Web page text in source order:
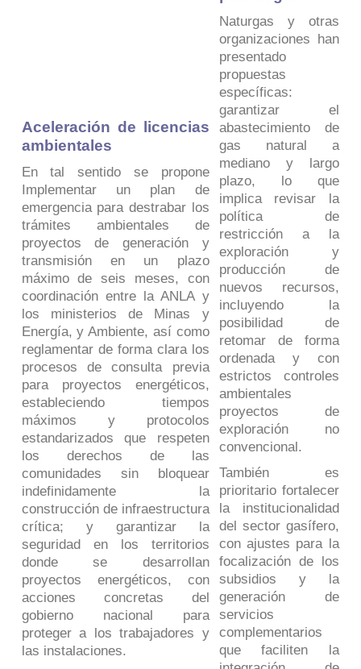
Aceleración de licencias
ambientales
En tal sentido se propone
Implementar un plan de
emergencia para destrabar los
trámites ambientales de
proyectos de generación y
transmisión en un plazo
máximo de seis meses, con
coordinación entre la ANLA y
los ministerios de Minas y
Energía, y Ambiente, así como
reglamentar de forma clara los
procesos de consulta previa
para proyectos energéticos,
estableciendo tiempos
máximos y protocolos
estandarizados que respeten
los derechos de las
comunidades sin bloquear
indefinidamente la
construcción de infraestructura
crítica; y garantizar la
seguridad en los territorios
donde se desarrollan
proyectos energéticos, con
acciones concretas del
gobierno nacional para
proteger a los trabajadores y
las instalaciones.
Naturgas y otras
organizaciones han
presentado
propuestas
específicas:
garantizar el
abastecimiento de
gas natural a
mediano y largo
plazo, lo que
implica revisar la
política de
restricción a la
exploración y
producción de
nuevos recursos,
incluyendo la
posibilidad de
retomar de forma
ordenada y con
estrictos controles
ambientales
proyectos de
exploración no
convencional.
También es
prioritario fortalecer
la institucionalidad
del sector gasífero,
con ajustes para la
focalización de los
subsidios y la
generación de
servicios
complementarios
que faciliten la